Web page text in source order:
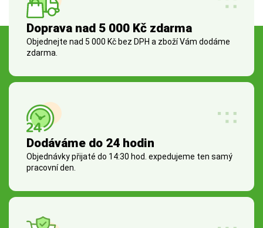
Doprava nad 5 000 Kč zdarma
Objednejte nad 5 000 Kč bez DPH a zboží Vám dodáme
zdarma.
Dodáváme do 24 hodin
Objednávky přijaté do 14:30 hod. expedujeme ten samý
pracovní den.